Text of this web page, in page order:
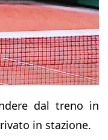
dal treno in
in stazione.